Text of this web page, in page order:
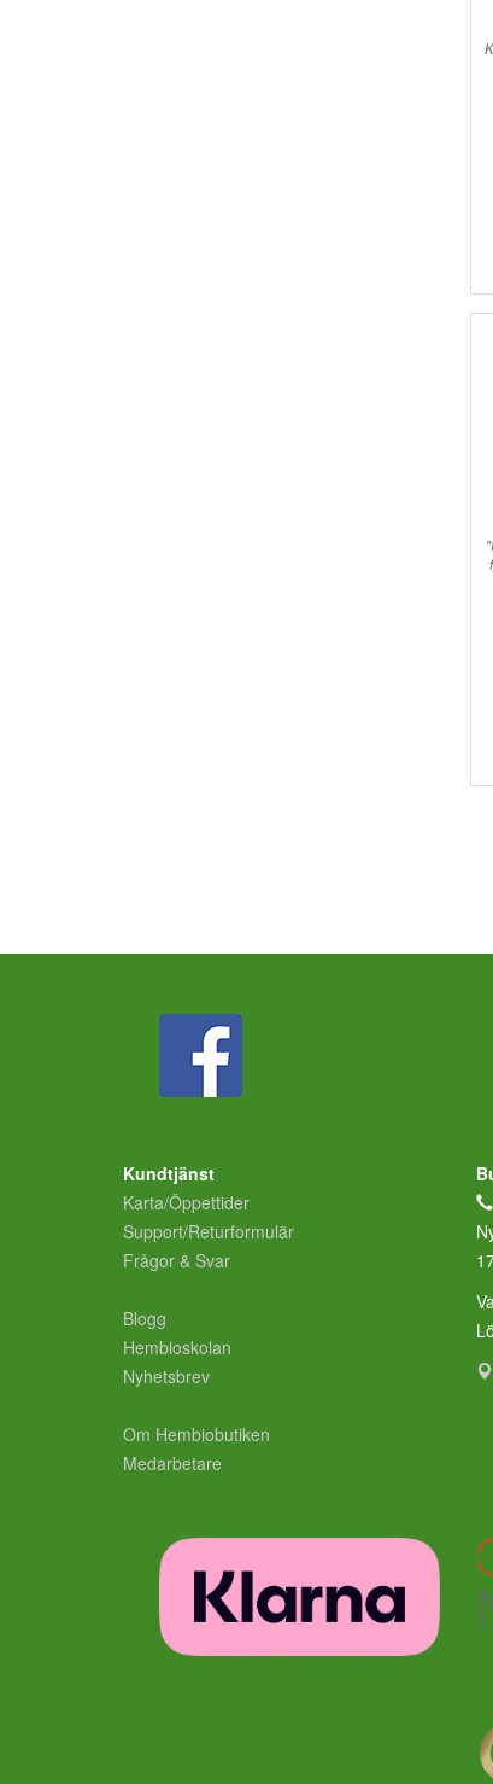
Kundtjänst
Karta/Öppettider
Support/Returformulär
Frågor & Svar
Blogg
Hembioskolan
Nyhetsbrev
Om Hembiobutiken
Medarbetare